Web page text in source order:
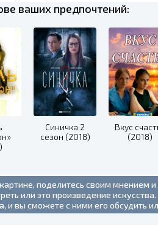
ваших предпочтений:
Синичка 2
сезон (2018)
Вкус
(2018)
картине, поделитесь своим мнением
или это произведение
и вы сможете с ними его обсудить